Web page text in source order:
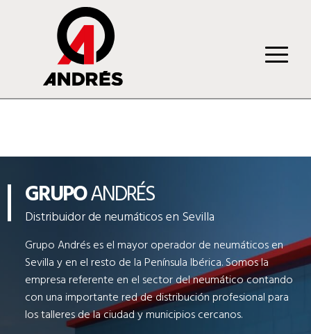
GRUPOANDRÉS
Distribuidor de neumáticos en Sevilla
Grupo Andrés es el mayor operador de neumáticos en
Sevilla y en el resto de la Península Ibérica. Somos la
empresa referente en el sector del neumático contando
con una importante red de distribución profesional para
los talleres de la ciudad y municipios cercanos.